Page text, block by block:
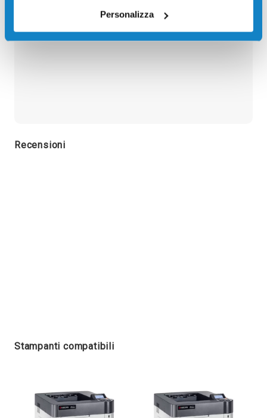
Personalizza
NERO 15500 pagine per Stampanti: Kyocera-Mita
FS4100D, Kyocera-Mita FS4200DN, Kyocera-Mita
Recensioni
Stampanti compatibili